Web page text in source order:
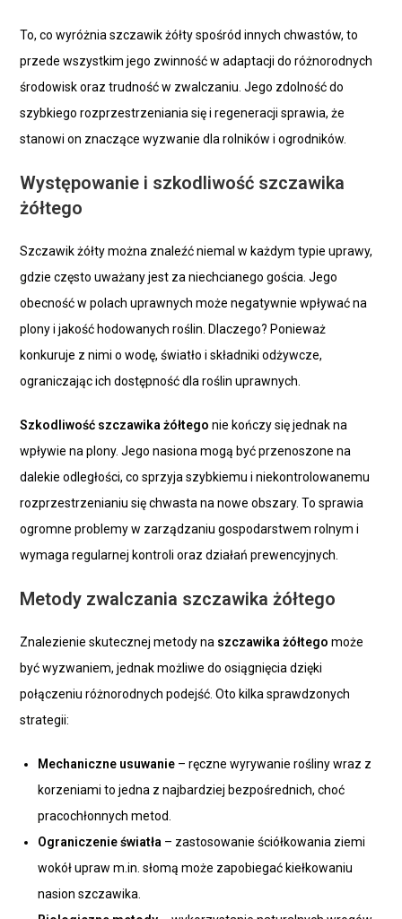
To, co wyróżnia szczawik żółty spośród innych chwastów, to
przede wszystkim jego zwinność w adaptacji do różnorodnych
środowisk oraz trudność w zwalczaniu. Jego zdolność do
szybkiego rozprzestrzeniania się i regeneracji sprawia, że
stanowi on znaczące wyzwanie dla rolników i ogrodników.
Występowanie i szkodliwość szczawika
żółtego
Szczawik żółty można znaleźć niemal w każdym typie uprawy,
gdzie często uważany jest za niechcianego gościa. Jego
obecność w polach uprawnych może negatywnie wpływać na
plony i jakość hodowanych roślin. Dlaczego? Ponieważ
konkuruje z nimi o wodę, światło i składniki odżywcze,
ograniczając ich dostępność dla roślin uprawnych.
Szkodliwość szczawika żółtego nie kończy się jednak na
wpływie na plony. Jego nasiona mogą być przenoszone na
dalekie odległości, co sprzyja szybkiemu i niekontrolowanemu
rozprzestrzenianiu się chwasta na nowe obszary. To sprawia
ogromne problemy w zarządzaniu gospodarstwem rolnym i
wymaga regularnej kontroli oraz działań prewencyjnych.
Metody zwalczania szczawika żółtego
Znalezienie skutecznej metody na szczawika żółtego może
być wyzwaniem, jednak możliwe do osiągnięcia dzięki
połączeniu różnorodnych podejść. Oto kilka sprawdzonych
strategii:
Mechaniczne usuwanie – ręczne wyrywanie rośliny wraz z
korzeniami to jedna z najbardziej bezpośrednich, choć
pracochłonnych metod.
Ograniczenie światła – zastosowanie ściółkowania ziemi
wokół upraw m.in. słomą może zapobiegać kiełkowaniu
nasion szczawika.